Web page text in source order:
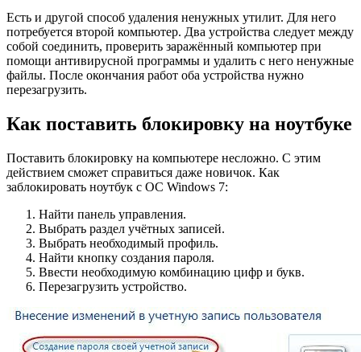
Есть и другой способ удаления ненужных утилит. Для него
потребуется второй компьютер. Два устройства следует между
собой соединить, проверить заражённый компьютер при
помощи антивирусной программы и удалить с него ненужные
файлы. После окончания работ оба устройства нужно
перезагрузить.
Как поставить блокировку на ноутбуке
Поставить блокировку на компьютере несложно. С этим
действием сможет справиться даже новичок. Как
заблокировать ноутбук с ОС Windows 7:
Найти панель управления.
Выбрать раздел учётных записей.
Выбрать необходимый профиль.
Найти кнопку создания пароля.
Ввести необходимую комбинацию цифр и букв.
Перезагрузить устройство.